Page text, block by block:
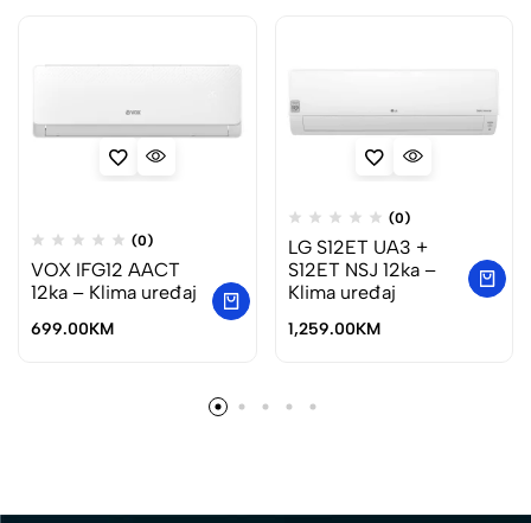
(0)
VOX IFG12 AACT
12ka – Klima uređaj
699.00KM
(0)
LG S12ET UA3 +
S12ET NSJ 12ka –
Klima uređaj
1,259.00KM